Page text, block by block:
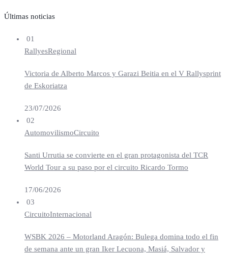
Últimas noticias
01
RallyesRegional
Victoria de Alberto Marcos y Garazi Beitia en el V Rallysprint
de Eskoriatza
23/07/2026
02
AutomovilismoCircuito
Santi Urrutia se convierte en el gran protagonista del TCR
World Tour a su paso por el circuito Ricardo Tormo
17/06/2026
03
CircuitoInternacional
WSBK 2026 – Motorland Aragón: Bulega domina todo el fin
de semana ante un gran Iker Lecuona, Masiá, Salvador y